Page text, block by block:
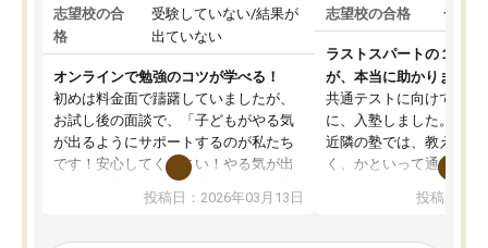
志望校の合
格
受験していない/結果が
出ていない
オンラインで勉強のコツが学べる！
初めは料金面で躊躇していましたが、
お試し後の面談で、「子どもがやる気
が出るようにサポートするのが私たち
です！安心してください！やる気が出
ないのは私たち講師の責任です」と言
ってくださり、確かに！と考えて、思
投稿日：2026年03月13日
志望校の合格 合格
ラストスパートの１か月
が、本当に助かりました
共通テストに向けての追
に、入塾しました。田舎
近隣の塾では、教えても
く、かといって通うには
可能なので本当に助か
投稿日：